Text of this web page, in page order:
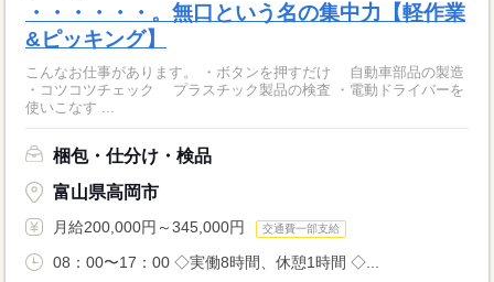
・・・・・・。無口という名の集中力【軽作業
&ピッキング】
こんなお仕事があります。 ・ボタンを押すだけ 自動車部品の製造
・コツコツチェック プラスチック製品の検査 ・電動ドライバーを
使いこなす ...
梱包・仕分け・検品
富山県高岡市
月給200,000円～345,000円 交通費一部支給
08：00〜17：00 ◇実働8時間、休憩1時間 ◇...